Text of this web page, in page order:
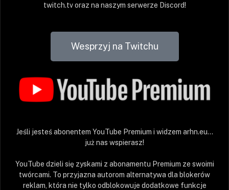
twitch.tv oraz na naszym serwerze Discord!
Wesprzyj na Twitchu
Jeśli jesteś abonentem YouTube Premium i widzem arhn.eu…
już nas wspierasz!
YouTube dzieli się zyskami z abonamentu Premium ze swoimi
twórcami. To przyjazna autorom alternatywa dla blokerów
reklam, która nie tylko odblokowuje dodatkowe funkcje